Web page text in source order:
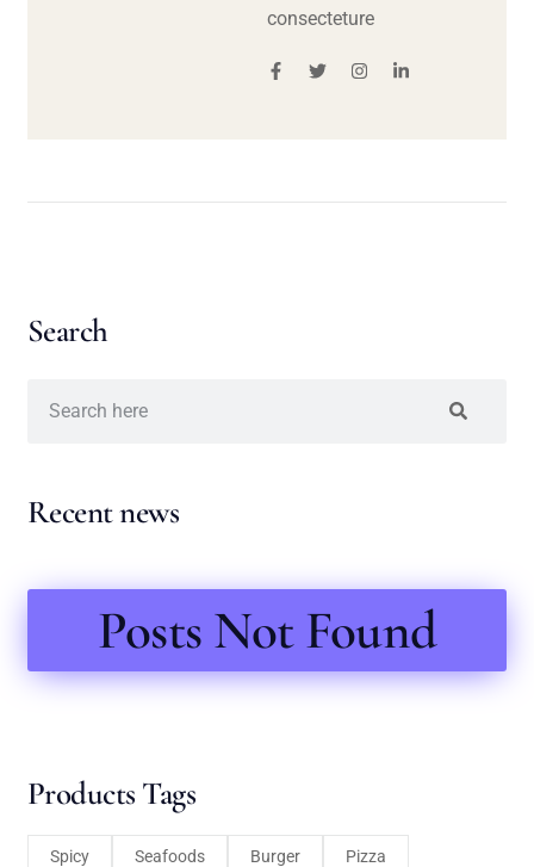
consecteture
Search
Recent news
Posts Not Found
Products Tags
Spicy Seafoods Burger Pizza